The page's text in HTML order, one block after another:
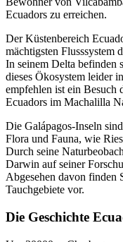
Ecuadors zu erreichen.
Der Küstenbereich
mächtigsten Flusssystem
In seinem Delta befinden
dieses Ökosystem leider
empfehlen ist ein Besuch
Ecuadors im Machalilla
Die Galápagos-Inseln
Flora und Fauna, wie
Durch seine
Darwin auf seiner
Abgesehen davon finden
Tauchgebiete vor.
Die Geschichte